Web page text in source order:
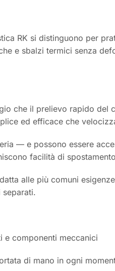
RK si distinguono per
e sbalzi termici senza
che il prelievo rapido del
ed efficace che
— e possono essere
facilità di
alle più comuni
separati.
e componenti meccanici
di mano in ogni